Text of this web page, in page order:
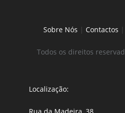
Sobre Nós | Contactos |
Todos os direitos
Localização: